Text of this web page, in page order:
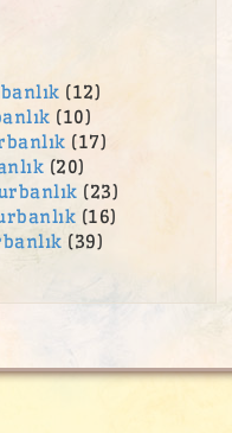
Satış Yeri
satış yeri
yeri
Satış Yeri
(12)
(10)
(17)
(20)
(23)
(16)
(39)